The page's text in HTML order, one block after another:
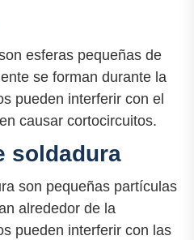
esferas pequeñas de
se forman durante la
pueden interferir con el
causar cortocircuitos.
soldadura
son pequeñas partículas
alrededor de la
pueden interferir con las